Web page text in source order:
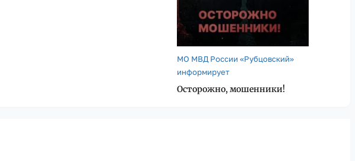
МО МВД России «Рубцовский»
информирует
Осторожно, мошенники!